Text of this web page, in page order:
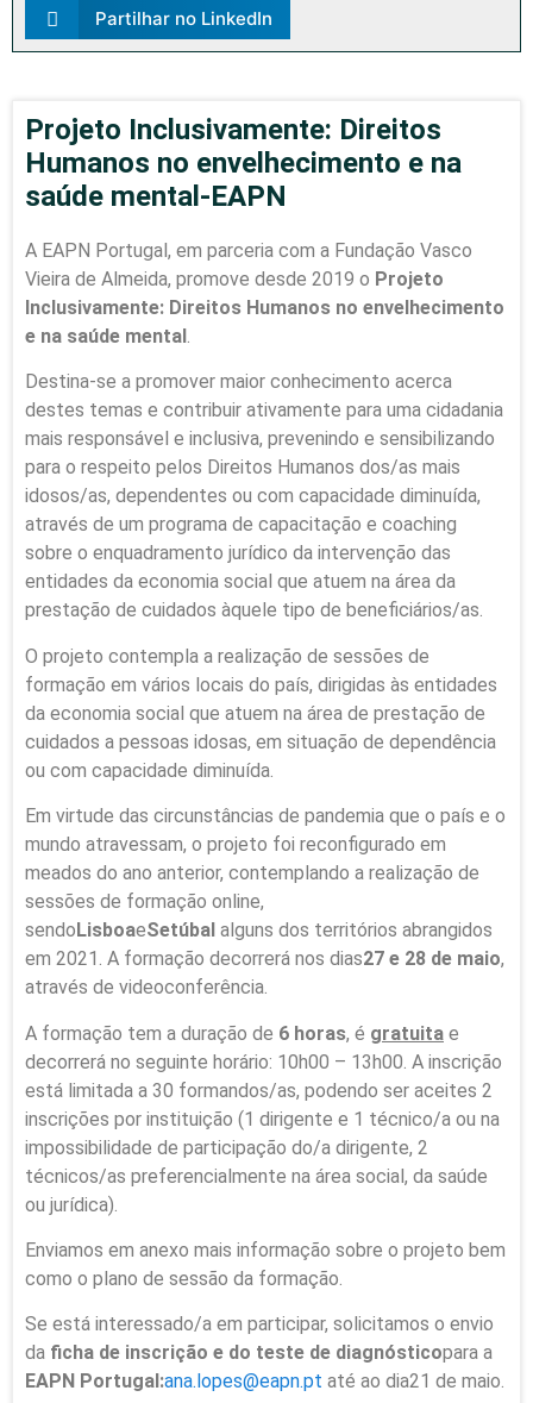
Partilhar no LinkedIn
Projeto Inclusivamente: Direitos
Humanos no envelhecimento e na
saúde mental-EAPN
A EAPN Portugal, em parceria com a Fundação Vasco
Vieira de Almeida, promove desde 2019 o Projeto
Inclusivamente: Direitos Humanos no envelhecimento
e na saúde mental.
Destina-se a promover maior conhecimento acerca
destes temas e contribuir ativamente para uma cidadania
mais responsável e inclusiva, prevenindo e sensibilizando
para o respeito pelos Direitos Humanos dos/as mais
idosos/as, dependentes ou com capacidade diminuída,
através de um programa de capacitação e coaching
sobre o enquadramento jurídico da intervenção das
entidades da economia social que atuem na área da
prestação de cuidados àquele tipo de beneficiários/as.
O projeto contempla a realização de sessões de
formação em vários locais do país, dirigidas às entidades
da economia social que atuem na área de prestação de
cuidados a pessoas idosas, em situação de dependência
ou com capacidade diminuída.
Em virtude das circunstâncias de pandemia que o país e o
mundo atravessam, o projeto foi reconfigurado em
meados do ano anterior, contemplando a realização de
sessões de formação online,
sendo LisboaeSetúbal alguns dos territórios abrangidos
em 2021. A formação decorrerá nos dias27 e 28 de maio,
através de videoconferência.
A formação tem a duração de 6 horas, é gratuita e
decorrerá no seguinte horário: 10h00 – 13h00. A inscrição
está limitada a 30 formandos/as, podendo ser aceites 2
inscrições por instituição (1 dirigente e 1 técnico/a ou na
impossibilidade de participação do/a dirigente, 2
técnicos/as preferencialmente na área social, da saúde
ou jurídica).
Enviamos em anexo mais informação sobre o projeto bem
como o plano de sessão da formação.
Se está interessado/a em participar, solicitamos o envio
da ficha de inscrição e do teste de diagnósticopara a
EAPN Portugal:ana.lopes@eapn.pt até ao dia21 de maio.